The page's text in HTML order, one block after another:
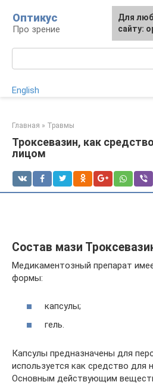
контенту
Оптикус
Про зрение
English
Главная » Травмы
Троксевазин, как
лицом
Состав мази
Медикаментозный препарат
формы:
капсулы;
гель.
Капсулы предназначены для
используется как средство для
Основным действующим
Для
сайту: